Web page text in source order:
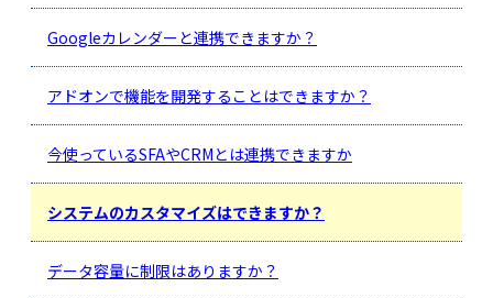
Googleカレンダーと連携できますか？
アドオンで機能を開発することはできますか？
今使っているSFAやCRMとは連携できますか
システムのカスタマイズはできますか？
データ容量に制限はありますか？